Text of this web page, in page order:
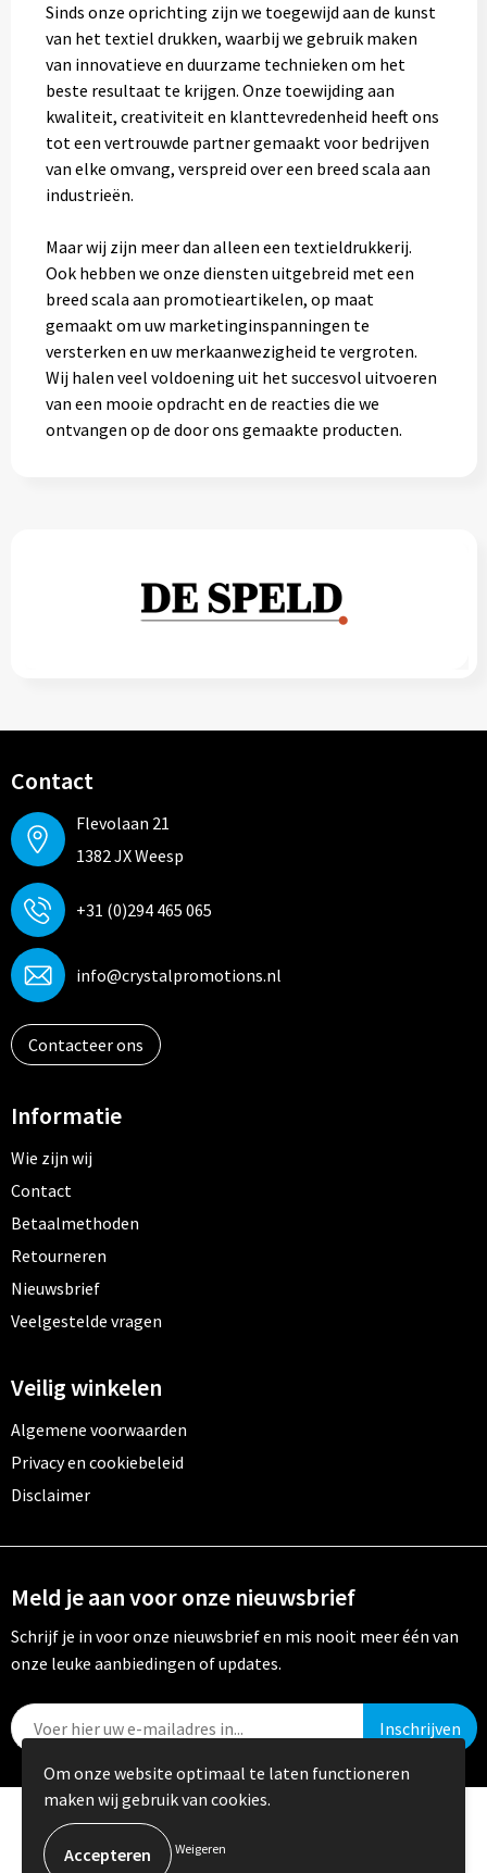
Sinds onze oprichting zijn we toegewijd aan de kunst
van het textiel drukken, waarbij we gebruik maken
van innovatieve en duurzame technieken om het
beste resultaat te krijgen. Onze toewijding aan
kwaliteit, creativiteit en klanttevredenheid heeft ons
tot een vertrouwde partner gemaakt voor bedrijven
van elke omvang, verspreid over een breed scala aan
industrieën.
Maar wij zijn meer dan alleen een textieldrukkerij.
Ook hebben we onze diensten uitgebreid met een
breed scala aan promotieartikelen, op maat
gemaakt om uw marketinginspanningen te
versterken en uw merkaanwezigheid te vergroten.
Wij halen veel voldoening uit het succesvol uitvoeren
van een mooie opdracht en de reacties die we
ontvangen op de door ons gemaakte producten.
Contact
Flevolaan 21
1382 JX Weesp
+31 (0)294 465 065
info@crystalpromotions.nl
Contacteer ons
Informatie
Wie zijn wij
Contact
Betaalmethoden
Retourneren
Nieuwsbrief
Veelgestelde vragen
Veilig winkelen
Algemene voorwaarden
Privacy en cookiebeleid
Disclaimer
Meld je aan voor onze nieuwsbrief
Schrijf je in voor onze nieuwsbrief en mis nooit meer één van
onze leuke aanbiedingen of updates.
© Copyright Crystal Promotions 2024
Om onze website optimaal te laten functioneren
maken wij gebruik van cookies.
Weigeren